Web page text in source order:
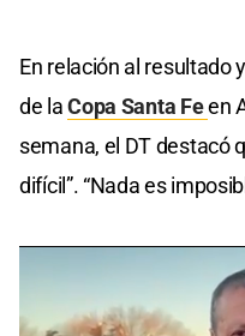
En relación al resultado
de laCopa Santa Feen
semana, el DT destacó
difícil”. “Nada es